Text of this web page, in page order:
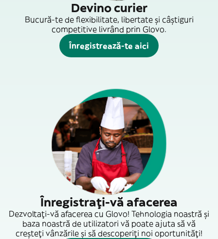
Devino curier
Bucură-te de flexibilitate, libertate și câștiguri
competitive livrând prin Glovo.
Înregistrează-te aici
Înregistrați-vă afacerea
Dezvoltați-vă afacerea cu Glovo! Tehnologia noastră și
baza noastră de utilizatori vă poate ajuta să vă
creșteți vânzările și să descoperiți noi oportunități!